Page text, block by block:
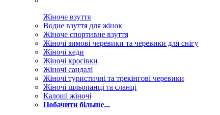
Жіноче взуття
Водне взуття для жінок
Жіноче спортивне взуття
Жіночі зимові черевики та черевики для снігу
Жіночі кеди
Жіночі кросівки
Жіночі сандалі
Жіночі туристичні та трекінгові черевики
Жіночі шльопанці та сланці
Калоші жіночі
Побачити більше...